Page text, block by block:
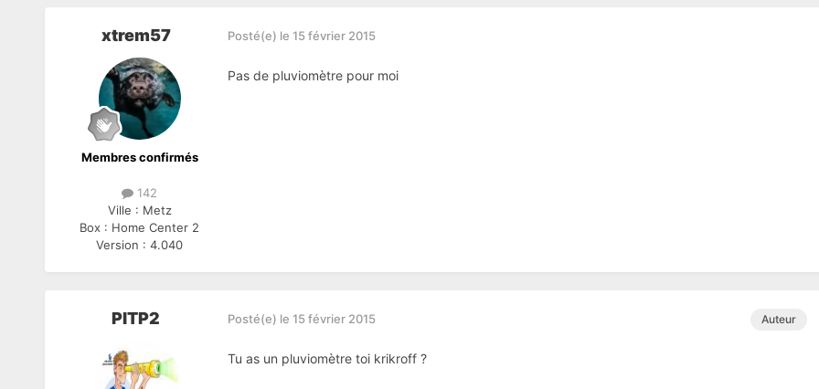
xtrem57
Membres confirmés
142
Ville : Metz
Box : Home Center 2
Version :4.040
Posté(e) le 15 février 2015
Pas de pluviomètre pour moi
PITP2 Auteur
Posté(e) le 15 février 2015
Tu as un pluviomètre toi krikroff ?